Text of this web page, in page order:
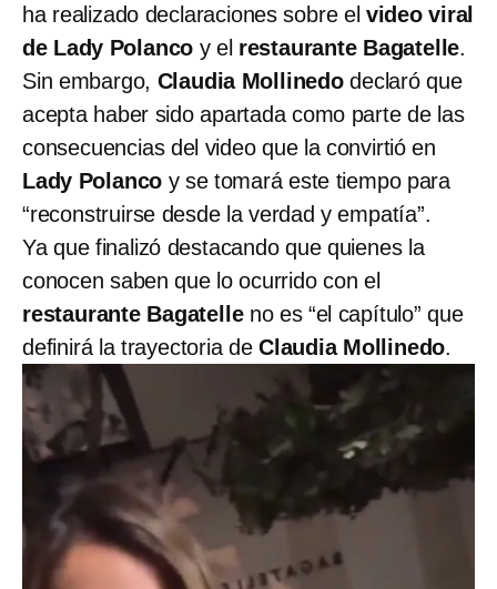
ha realizado declaraciones sobre el video viral
de Lady Polanco y el restaurante Bagatelle.
Sin embargo, Claudia Mollinedodeclaró que
acepta haber sido apartada como parte de las
consecuencias del video que la convirtió en
Lady Polanco y se tomará este tiempo para
“reconstruirse desde la verdad y empatía”.
Ya que finalizó destacando que quienes la
conocen saben que lo ocurrido con el
restaurante Bagatelleno es “el capítulo” que
definirá la trayectoria deClaudia Mollinedo.